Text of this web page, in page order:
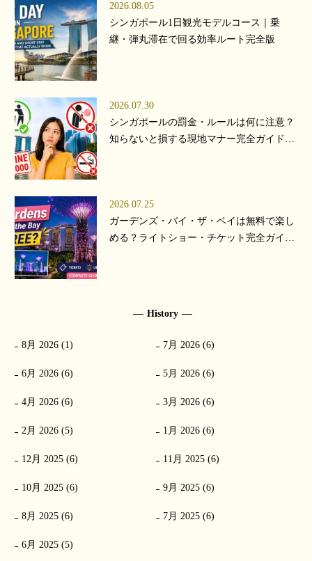
2026.08.05
シンガポール1日観光モデルコース｜乗
継・弾丸滞在で回る効率ルート完全版
2026.07.30
シンガポールの罰金・ルールは何に注意？
知らないと損する現地マナー完全ガイド
2026.07.25
ガーデンズ・バイ・ザ・ベイは無料で楽し
める？ライトショー・チケット完全ガイド
History
8月 2026 (1) 7月 2026 (6)
6月 2026 (6) 5月 2026 (6)
4月 2026 (6) 3月 2026 (6)
2月 2026 (5) 1月 2026 (6)
12月 2025 (6) 11月 2025 (6)
10月 2025 (6) 9月 2025 (6)
8月 2025 (6) 7月 2025 (6)
6月 2025 (5)